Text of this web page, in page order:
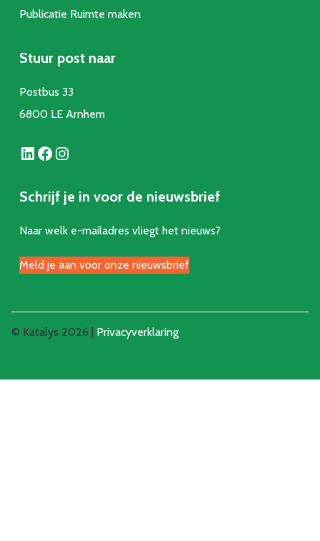
Publicatie Ruimte maken
Stuur post naar
Postbus 33
6800 LE Arnhem
LinkedIn Facebook Instagram
Schrijf je in voor de nieuwsbrief
Naar welk e-mailadres vliegt het nieuws?
Meld je aan voor onze nieuwsbrief
© Katalys 2026 | Privacyverklaring